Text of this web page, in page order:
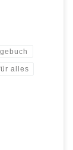
alles